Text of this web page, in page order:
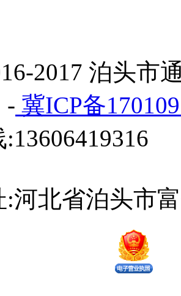
2017 泊头市
- 冀ICP备
:13606419316
:河北省泊头市